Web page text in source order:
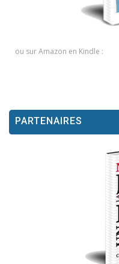
ou sur Amazon en Kindle :
PARTENAIRES